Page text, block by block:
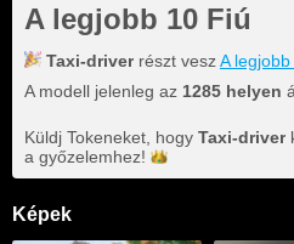
A legjobb 10 Fiú
Taxi-driver részt veszA
A modell jelenleg az 1285 helyen
Küldj Tokeneket, hogy Taxi-driver
a győzelemhez!
Képek